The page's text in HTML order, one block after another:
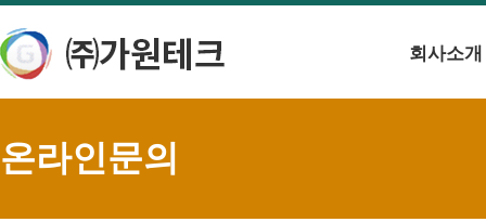
회사소개
온라인문의